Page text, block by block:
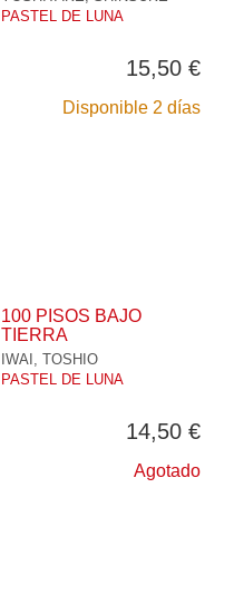
PASTEL DE LUNA
15,50 €
Disponible 2 días
100 PISOS BAJO
TIERRA
IWAI, TOSHIO
PASTEL DE LUNA
14,50 €
Agotado